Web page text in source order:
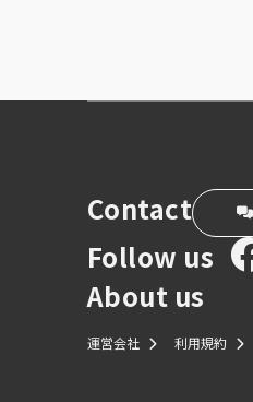
Contact
Follow us
About us
運営会社 利用規約